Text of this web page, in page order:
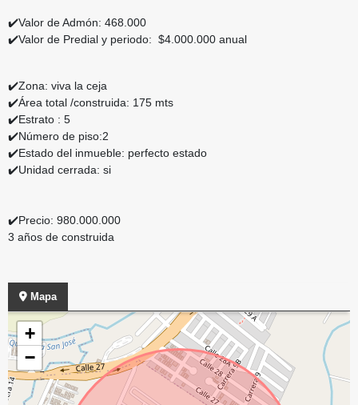
✔️Valor de Admón: 468.000
✔️Valor de Predial y periodo: $4.000.000 anual
✔️Zona: viva la ceja
✔️Área total /construida: 175 mts
✔️Estrato : 5
✔️Número de piso:2
✔️Estado del inmueble: perfecto estado
✔️Unidad cerrada: si
✔️Precio: 980.000.000
3 años de construida
Mapa
+
−